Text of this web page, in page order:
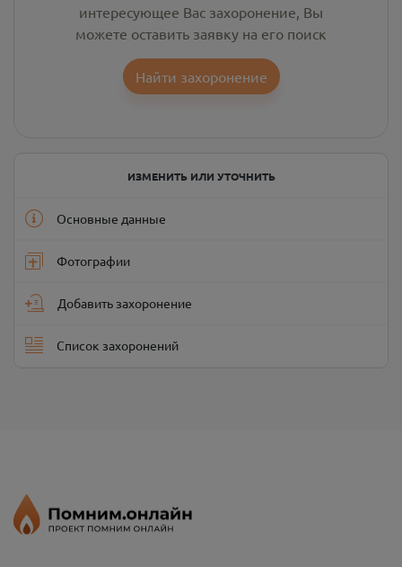
интересующее Вас захоронение, Вы
можете оставить заявку на его поиск
Найти захоронение
ИЗМЕНИТЬ ИЛИ УТОЧНИТЬ
Основные данные
Фотографии
Добавить захоронение
Список захоронений